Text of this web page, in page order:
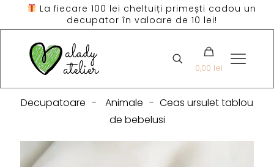
La fiecare 100 lei cheltuiți primești cadou un
decupator în valoare de 10 lei!
0,00 lei
Decupatoare - Animale - Ceas ursulet tablou
de bebelusi